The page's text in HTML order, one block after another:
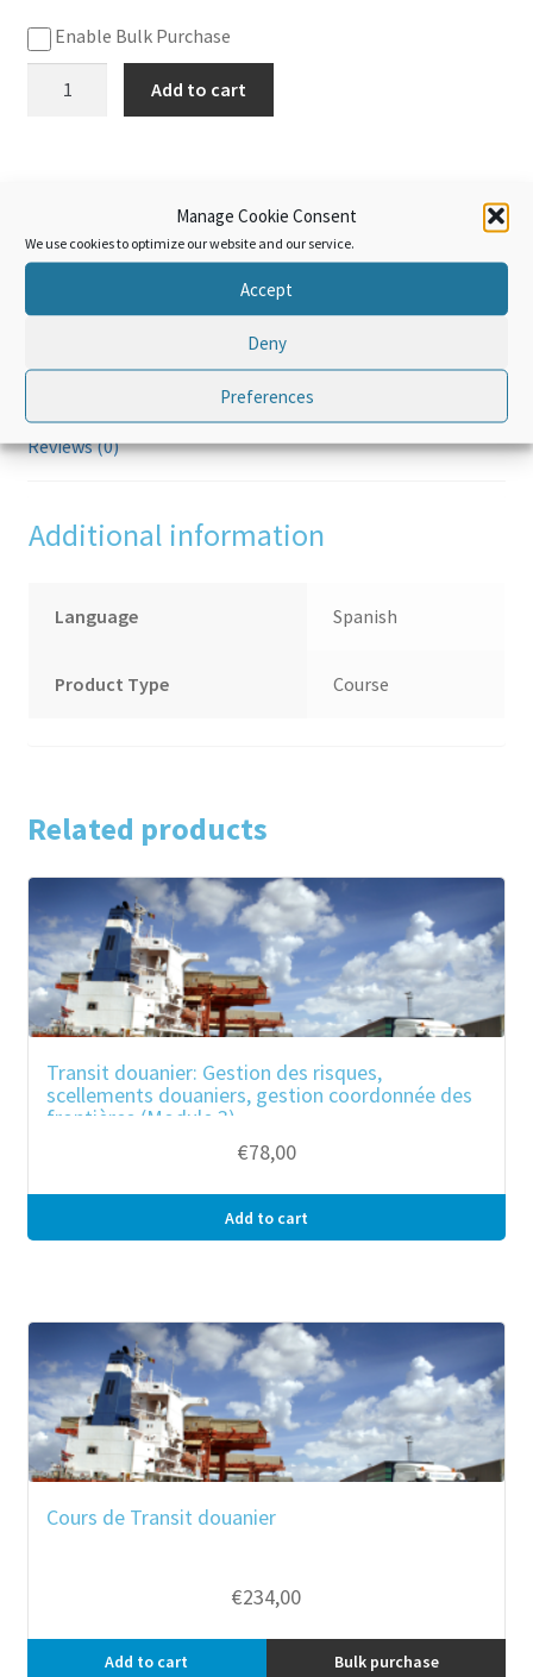
Manage Cookie Consent
We use cookies to optimize our website and our service.
Accept
Deny
Preferences
Enable Bulk Purchase
Add to cart
Additional information
Audience and duration
Hardware and requirements
Reviews (0)
Additional information
Language Spanish
Product Type Course
Related products
Transit douanier: Gestion des risques,
scellements douaniers, gestion coordonnée des
frontières (Module 3)
€78,00
Add to cart
Cours de Transit douanier
€234,00
Add to cart Bulk purchase